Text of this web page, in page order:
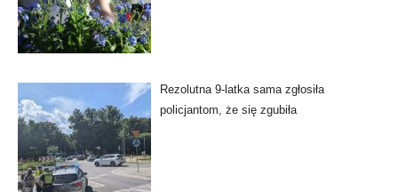
Rezolutna 9-latka sama zgłosiła
policjantom, że się zgubiła